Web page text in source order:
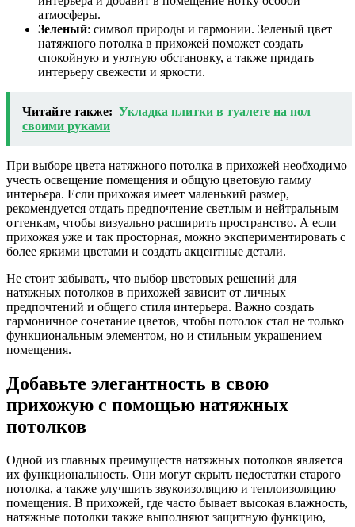
атмосферы.
Зеленый: символ природы и гармонии. Зеленый цвет
натяжного потолка в прихожей поможет создать
спокойную и уютную обстановку, а также придать
интерьеру свежести и яркости.
Читайте также: Укладка плитки в туалете на пол
своими руками
При выборе цвета натяжного потолка в прихожей необходимо
учесть освещение помещения и общую цветовую гамму
интерьера. Если прихожая имеет маленький размер,
рекомендуется отдать предпочтение светлым и нейтральным
оттенкам, чтобы визуально расширить пространство. А если
прихожая уже и так просторная, можно экспериментировать с
более яркими цветами и создать акцентные детали.
Не стоит забывать, что выбор цветовых решений для
натяжных потолков в прихожей зависит от личных
предпочтений и общего стиля интерьера. Важно создать
гармоничное сочетание цветов, чтобы потолок стал не только
функциональным элементом, но и стильным украшением
помещения.
Добавьте элегантность в свою
прихожую с помощью натяжных
потолков
Одной из главных преимуществ натяжных потолков является
их функциональность. Они могут скрыть недостатки старого
потолка, а также улучшить звукоизоляцию и теплоизоляцию
помещения. В прихожей, где часто бывает высокая влажность,
натяжные потолки также выполняют защитную функцию,